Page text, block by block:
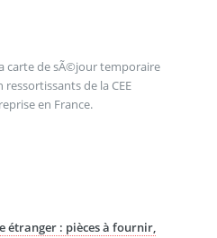
carte de sÃ©jour temporaire
de la CEE
en France.
étranger : pièces à fournir,